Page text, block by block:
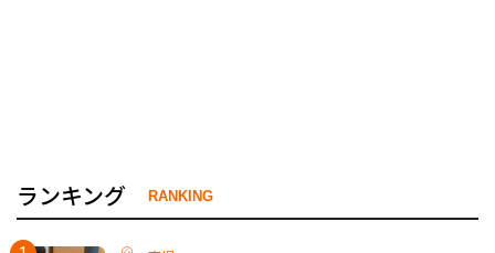
ランキング RANKING